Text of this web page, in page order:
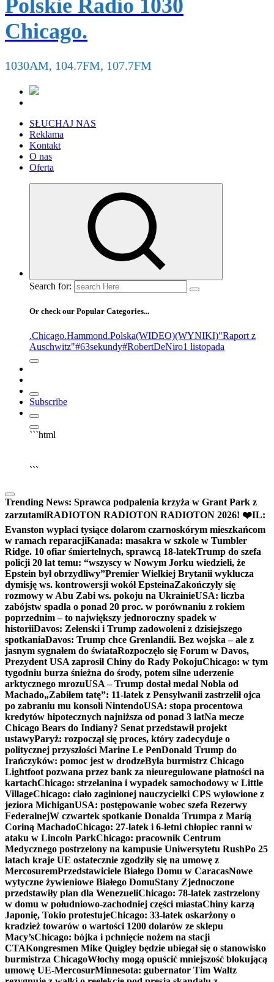
Polskie Radio 1030
Chicago.
1030AM, 104.7FM, 107.7FM
SŁUCHAJ NAS
Reklama
Kontakt
O nas
Oferta
Search for:
Or check our Popular Categories...
.Chicago.Hammond.Polska(WIDEO)(WYNIKI)"Raport z
Auschwitz"#63sekundy#RobertDeNiro1 listopada
Subscribe
```html
```
Trending News: Sprawca podpalenia krzyża w Grant Park z
zarzutamiRADIOTON RADIOTON RADIOTON 2026! ❤️IL:
Evanston wypłaci tysiące dolarom czarnoskórym mieszkańcom
w ramach reparacjiKanada: masakra w szkole w Tumbler
Ridge. 10 ofiar śmiertelnych, sprawcą 18-latekTrump do szefa
policji 20 lat temu: “wszyscy w Nowym Jorku wiedzieli, że
Epstein był obrzydliwy”Premier Wielkiej Brytanii wyklucza
dymisję ws. kontrowersji wokół EpsteinaZakończyły się
rozmowy w Abu Zabi ws. pokoju na UkrainieUSA: liczba
zabójstw spadła o ponad 20 proc. w porównaniu z rokiem
poprzednim – to największy jednoroczny spadek w
historiiDavos: Zełenski i Trump zadowoleni z dzisiejszego
spotkaniaDavos: Trump chce Grenlandii. Bez wojska – ale z
jasnym sygnałem do świataRozpoczęło się Forum w Davos,
Prezydent USA zaprosił Chiny do Rady PokojuChicago: w tym
tygodniu burza śnieżna do środy, potem silne uderzenie
arktycznego mrozuUSA – Trump dostał medal Nobla od
Machado„Zabiłem tatę”: 11-latek z Pensylwanii zastrzelił ojca
po zabraniu mu konsoli NintendoUSA: stopa procentowa
kredytów hipotecznych najniższa od ponad 3 latNa mecze
Chicago Bears do Indiany? Senat przedstawił projekt
ustawyParyż: rozpoczął się proces, który zadecyduje o
politycznej przyszłości Marine Le PenDonald Trump do
Irańczyków: pomoc jest w drodzeByła burmistrz Chicago
Lightfoot pozwana przez bank za nieuregulowane płatności na
kartachChicago: strzelanina i wypadek samochodowy w Little
VillageChicago: ciało zaginionej nauczycielki CPS wyłowione z
jeziora MichiganUSA: postępowanie wobec szefa Rezerwy
FederalnejW czwartek spotkanie Donalda Trumpa z Maríą
Coriną MachadoChicago: 27-latek i 6-letni chłopiec ranni w
ataku w Lincoln ParkChicago: pracownik Centrum
Medycznego postrzelony na kampusie Uniwersytetu RushPo 25
latach kraje UE ostatecznie zgodziły się na umowę z
MercosuremPrzedstawiciele Białego Domu w CaracasNowe
wytyczne żywieniowe Białego DomuStany Zjednoczone
przedstawiły plan dla WenezueliChicago: 78-latek zastrzelony
w domu w południowo-zachodniej części miastaChiny karzą
Japonię, Tokio protestujeChicago: 33-latek oskarżony o
kradzież towarów o wartości 1200 dolarów ze sklepu
Macy’sChicago: bójka i pchnięcie nożem na stacji
CTAKongresmen Mike Quigley będzie ubiegał się o stanowisko
burmistrza ChicagoWłochy mogą opuścić mniejszość blokującą
umowę UE-MercosurMinnesota: gubernator Tim Waltz